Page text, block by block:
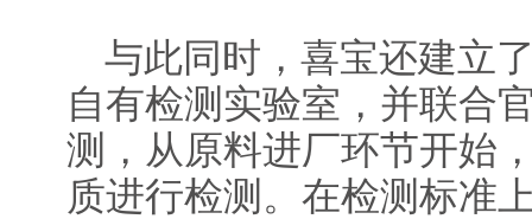
与此同时，喜宝还建立
自有检测实验室，并联合
测，从原料进厂环节开始
质进行检测。在检测标准